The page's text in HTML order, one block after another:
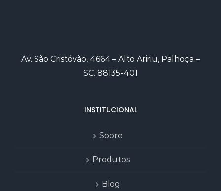
Av. São Cristóvão, 4664 – Alto Aririu, Palhoça –
SC, 88135-401
INSTITUCIONAL
Sobre
Produtos
Blog